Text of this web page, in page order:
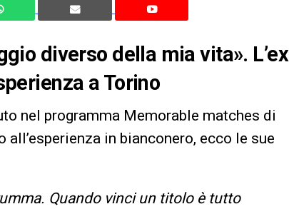
diverso della mia vita». L’ex
a Torino
nel programma Memorable matches di
in bianconero, ecco le sue
Quando vinci un titolo è tutto